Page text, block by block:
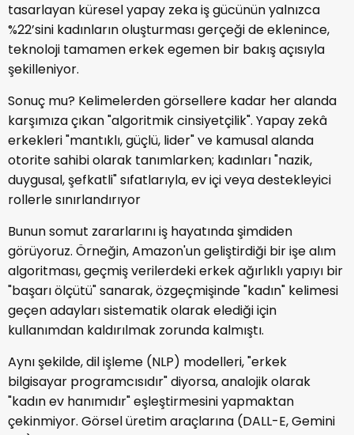
tasarlayan küresel yapay zeka iş gücünün yalnızca
%22’sini kadınların oluşturması gerçeği de eklenince,
teknoloji tamamen erkek egemen bir bakış açısıyla
şekilleniyor.
Sonuç mu? Kelimelerden görsellere kadar her alanda
karşımıza çıkan "algoritmik cinsiyetçilik". Yapay zekâ
erkekleri "mantıklı, güçlü, lider" ve kamusal alanda
otorite sahibi olarak tanımlarken; kadınları "nazik,
duygusal, şefkatli" sıfatlarıyla, ev içi veya destekleyici
rollerle sınırlandırıyor
Bunun somut zararlarını iş hayatında şimdiden
görüyoruz. Örneğin, Amazon'un geliştirdiği bir işe alım
algoritması, geçmiş verilerdeki erkek ağırlıklı yapıyı bir
"başarı ölçütü" sanarak, özgeçmişinde "kadın" kelimesi
geçen adayları sistematik olarak elediği için
kullanımdan kaldırılmak zorunda kalmıştı.
Aynı şekilde, dil işleme (NLP) modelleri, "erkek
bilgisayar programcısıdır" diyorsa, analojik olarak
"kadın ev hanımıdır" eşleştirmesini yapmaktan
çekinmiyor. Görsel üretim araçlarına (DALL-E, Gemini